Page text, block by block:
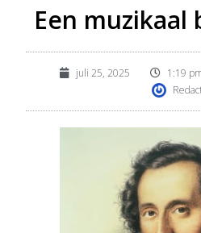
Een muzikaal
juli 25, 2025 1:19